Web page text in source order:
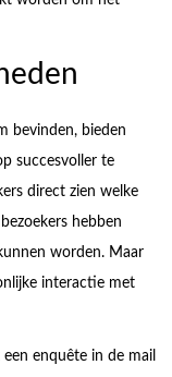
bevinden, bieden
succesvoller te
direct zien welke
hebben
worden. Maar
interactie met
enquête in de mail